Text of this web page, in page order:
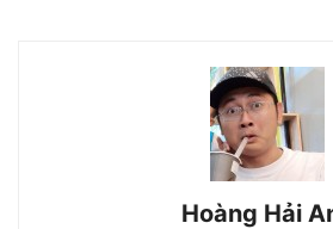
Hoàng Hải